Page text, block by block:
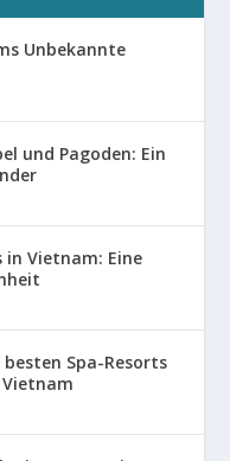
Unbekannte
und Pagoden: Ein
Vietnam: Eine
Spa-Resorts
Vietnam